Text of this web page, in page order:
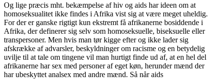
Og lige præcis mht. bekæmpelse af hiv og aids har ideen om at
homoseksualitet ikke findes i Afrika vist sig at være meget uheldig.
For der er ganske rigtigt kun ekstremt få afrikanerne bosiddende i
Afrika, der definerer sig selv som homoseksuelle, biseksuelle eller
transpersoner. Men hvis man tør kigge efter og ikke lader sig
afskrække af advarsler, beskyldninger om racisme og en betydelig
uvilje til at tale om tingene vil man hurtigt finde ud af, at en hel del
afrikanerne har sex med personer af eget køn, herunder mænd der
har ubeskyttet analsex med andre mænd. Så når aids